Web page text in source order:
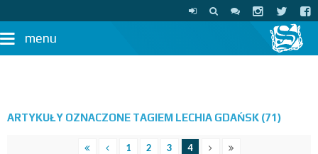
menu
ARTYKUŁY OZNACZONE TAGIEM LECHIA GDAŃSK (71)
1 2 3 4